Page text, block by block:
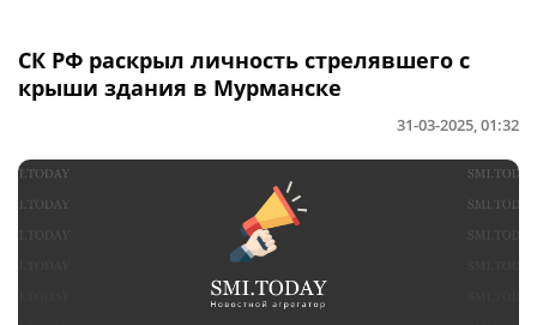
СК РФ раскрыл личность стрелявшего с
крыши здания в Мурманске
31-03-2025, 01:32